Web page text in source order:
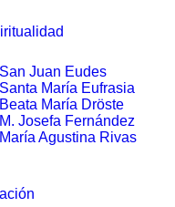
San Juan Eudes
Santa María Eufrasia
Beata María Dröste
M. Josefa Fernández
María Agustina Rivas